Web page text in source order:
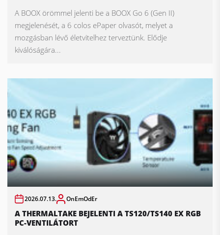
A BOOX örömmel jelenti be a BOOX Go 6 (Gen II)
megjelenését, a 6 colos ePaper olvasót, melyet a
mozgásban lévő életvitelhez terveztünk. Elődje
kiválóságára...
2026.07.13. OnEmOdEr
A THERMALTAKE BEJELENTI A TS120/TS140 EX RGB
PC-VENTILÁTORT